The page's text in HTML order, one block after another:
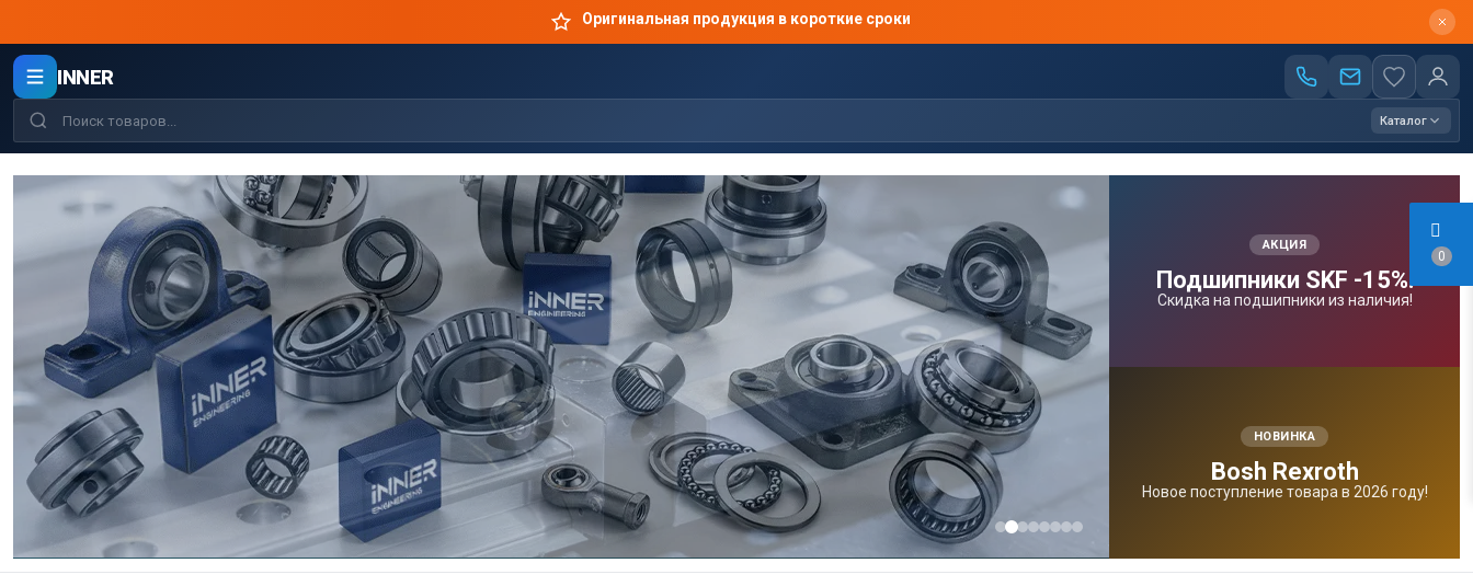
0
Оригинальная продукция в короткие сроки
INNER
Каталог
АКЦИЯ
Подшипники SKF -15%!
Скидка на подшипники из наличия!
НОВИНКА
Bosh Rexroth
Новое поступление товара в 2026 году!